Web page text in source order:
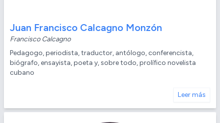
Juan Francisco Calcagno Monzón
Francisco Calcagno
Pedagogo, periodista, traductor, antólogo, conferencista,
biógrafo, ensayista, poeta y, sobre todo, prolífico novelista
cubano
Leer más